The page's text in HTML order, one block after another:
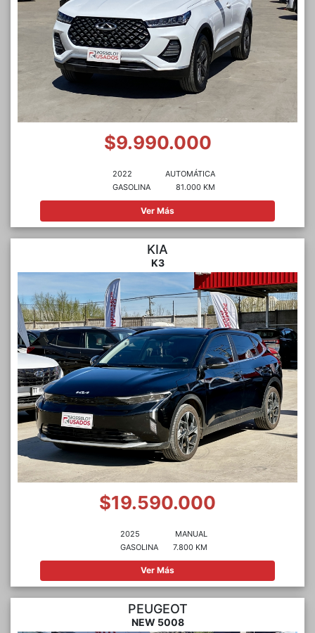
$9.990.000
2022
GASOLINA
AUTOMÁTICA
81.000 KM
Ver Más
KIA
K3
$19.590.000
2025
GASOLINA
MANUAL
7.800 KM
Ver Más
PEUGEOT
NEW 5008